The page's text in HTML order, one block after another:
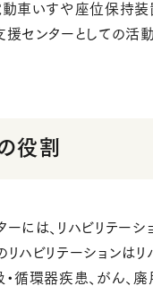
動車いすや座位保持
援センターとしての活
役割
ーには、リハビリテー
リハビリテーションは
・循環器疾患、がん